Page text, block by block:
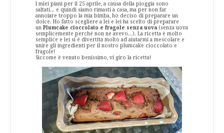
I miei piani per il 25 aprile, a causa della pioggia sono
saltati... e quindi siamo rimasti a casa, ma per non far
annoiare troppo la mia bimba, ho deciso di preparare un
dolce. Ho fatto scegliere a lei e lei ha scelto di preparare
un Plumcake cioccolato e fragole senza uova (senza uova
semplicemente perché non ne avevo...). La ricetta è molto
semplice e lei si è divertita molto ad aiutarmi a mescolare e
unire gli ingredienti per il nostro plumcake cioccolato e
fragole!
Siccome è venuto benissimo, vi giro la ricetta!